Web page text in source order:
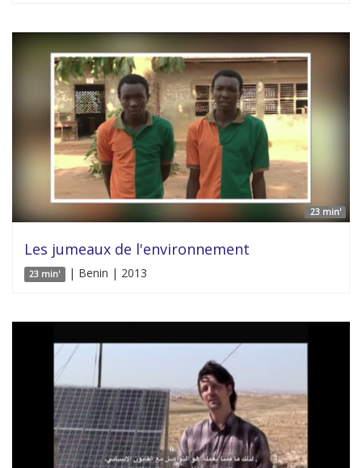
23 min'
Les jumeaux de l'environnement
23 min' | Benin | 2013